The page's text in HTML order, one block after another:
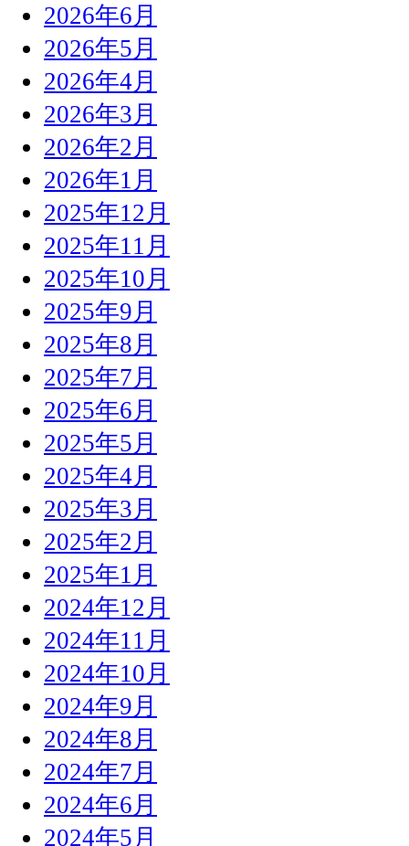
2026年6月
2026年5月
2026年4月
2026年3月
2026年2月
2026年1月
2025年12月
2025年11月
2025年10月
2025年9月
2025年8月
2025年7月
2025年6月
2025年5月
2025年4月
2025年3月
2025年2月
2025年1月
2024年12月
2024年11月
2024年10月
2024年9月
2024年8月
2024年7月
2024年6月
2024年5月